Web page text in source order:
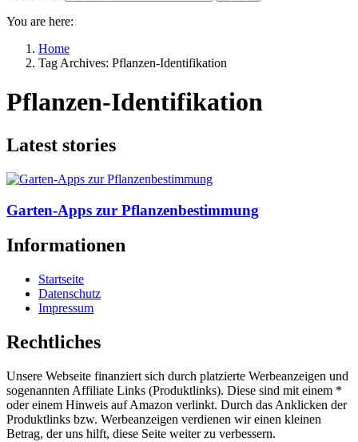
You are here:
Home
Tag Archives: Pflanzen-Identifikation
Pflanzen-Identifikation
Latest stories
Garten-Apps zur Pflanzenbestimmung
Informationen
Startseite
Datenschutz
Impressum
Rechtliches
Unsere Webseite finanziert sich durch platzierte Werbeanzeigen und
sogenannten Affiliate Links (Produktlinks). Diese sind mit einem *
oder einem Hinweis auf Amazon verlinkt. Durch das Anklicken der
Produktlinks bzw. Werbeanzeigen verdienen wir einen kleinen
Betrag, der uns hilft, diese Seite weiter zu verbessern.